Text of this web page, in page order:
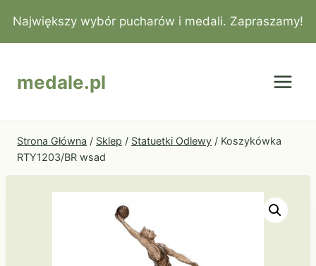
do
treści
Największy wybór pucharów i medali. Zapraszamy!
medale.pl
Strona Główna / Sklep / Statuetki Odlewy / Koszykówka
RTY1203/BR wsad